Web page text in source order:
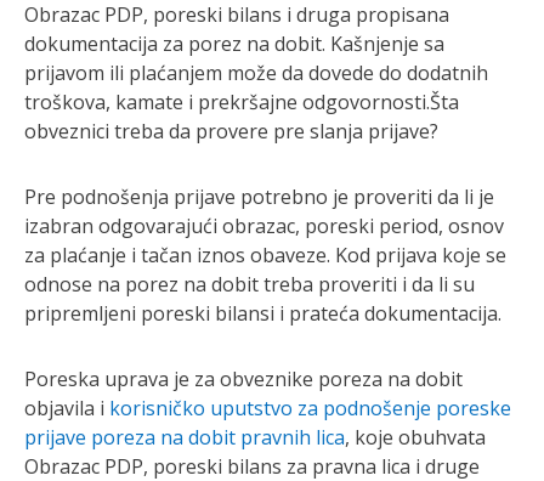
Obrazac PDP, poreski bilans i druga propisana
dokumentacija za porez na dobit. Kašnjenje sa
prijavom ili plaćanjem može da dovede do dodatnih
troškova, kamate i prekršajne odgovornosti.Šta
obveznici treba da provere pre slanja prijave?
Pre podnošenja prijave potrebno je proveriti da li je
izabran odgovarajući obrazac, poreski period, osnov
za plaćanje i tačan iznos obaveze. Kod prijava koje se
odnose na porez na dobit treba proveriti i da li su
pripremljeni poreski bilansi i prateća dokumentacija.
Poreska uprava je za obveznike poreza na dobit
objavila i korisničko uputstvo za podnošenje poreske
prijave poreza na dobit pravnih lica, koje obuhvata
Obrazac PDP, poreski bilans za pravna lica i druge